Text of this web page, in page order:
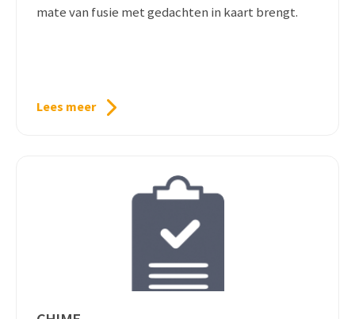
mate van fusie met gedachten in kaart brengt.
Lees meer